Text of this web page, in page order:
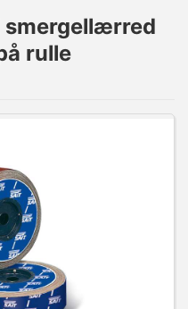
smergellærred
rulle